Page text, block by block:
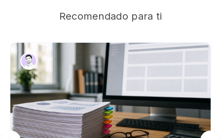
Recomendado para ti